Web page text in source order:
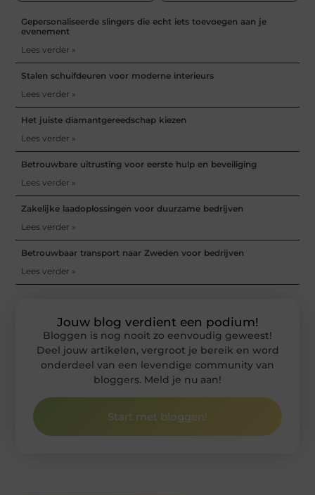
Gepersonaliseerde slingers die echt iets toevoegen aan je
evenement
Lees verder »
Stalen schuifdeuren voor moderne interieurs
Lees verder »
Het juiste diamantgereedschap kiezen
Lees verder »
Betrouwbare uitrusting voor eerste hulp en beveiliging
Lees verder »
Zakelijke laadoplossingen voor duurzame bedrijven
Lees verder »
Betrouwbaar transport naar Zweden voor bedrijven
Lees verder »
Jouw blog verdient een podium!
Bloggen is nog nooit zo eenvoudig geweest!
Deel jouw artikelen, vergroot je bereik en word
onderdeel van een levendige community van
bloggers. Meld je nu aan!
Start met bloggen!